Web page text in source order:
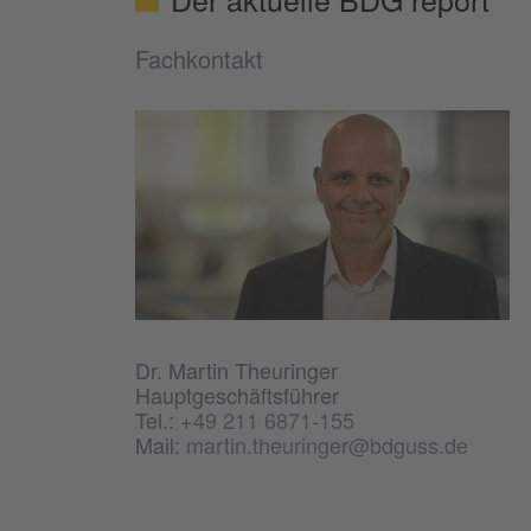
Fachkontakt
Dr. Martin Theuringer
Hauptgeschäftsführer
Tel.: +49 211 6871-155
Mail: martin.theuringer@bdguss.de